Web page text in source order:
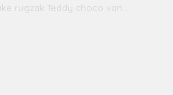
rugzak Teddy choco van…